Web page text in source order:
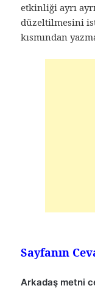
etkinliği ayrı
düzeltilmesini
kısmından
Sayfanın
Arkadaş metni